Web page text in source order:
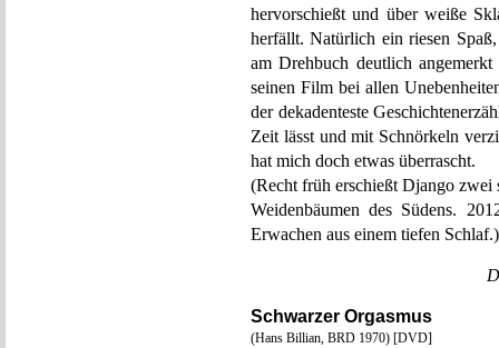
hervorschießt und über weiße
herfällt. Natürlich ein riesen
am Drehbuch deutlich
seinen Film bei allen
der dekadenteste
Zeit lässt und mit Schnörkeln
hat mich doch etwas überrascht.
(Recht früh erschießt Django zwei
Weidenbäumen des Südens.
Erwachen aus einem tiefen Schlaf.)
Schwarzer Orgasmus
(Hans Billian, BRD 1970) [DVD]